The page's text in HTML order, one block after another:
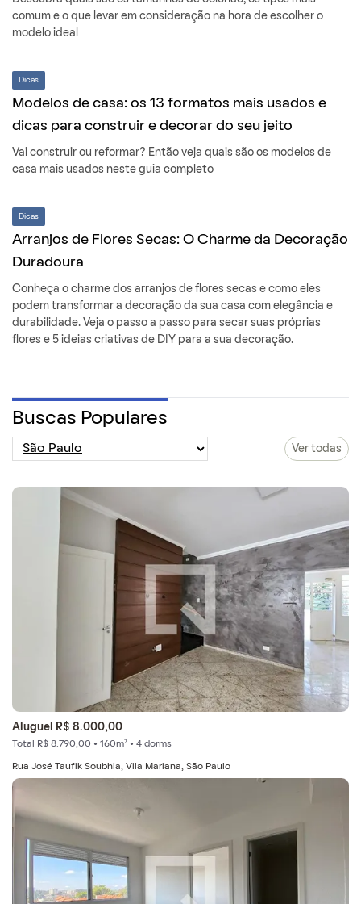
comum e o que levar em consideração na hora de escolher o
modelo ideal
Dicas
Modelos de casa: os 13 formatos mais usados e
dicas para construir e decorar do seu jeito
Vai construir ou reformar? Então veja quais são os modelos de
casa mais usados neste guia completo
Dicas
Arranjos de Flores Secas: O Charme da Decoração
Duradoura
Conheça o charme dos arranjos de flores secas e como eles
podem transformar a decoração da sua casa com elegância e
durabilidade. Veja o passo a passo para secar suas próprias
flores e 5 ideias criativas de DIY para a sua decoração.
Buscas Populares
Ver todas
Aluguel R$ 8.000,00
Total R$ 8.790,00 • 160m² • 4 dorms
Rua José Taufik Soubhia, Vila Mariana, São Paulo